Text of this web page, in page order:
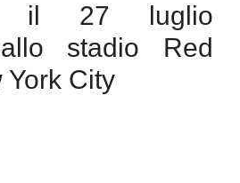
il 27 luglio
stadio Red
York City